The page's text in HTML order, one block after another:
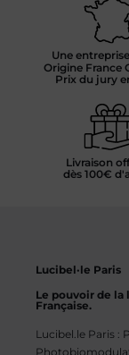
Une
Origine France
Prix du jury
Livraison
dès 100€
Lucibel·le Paris
Le pouvoir de la
Française.
Lucibel.le Paris :